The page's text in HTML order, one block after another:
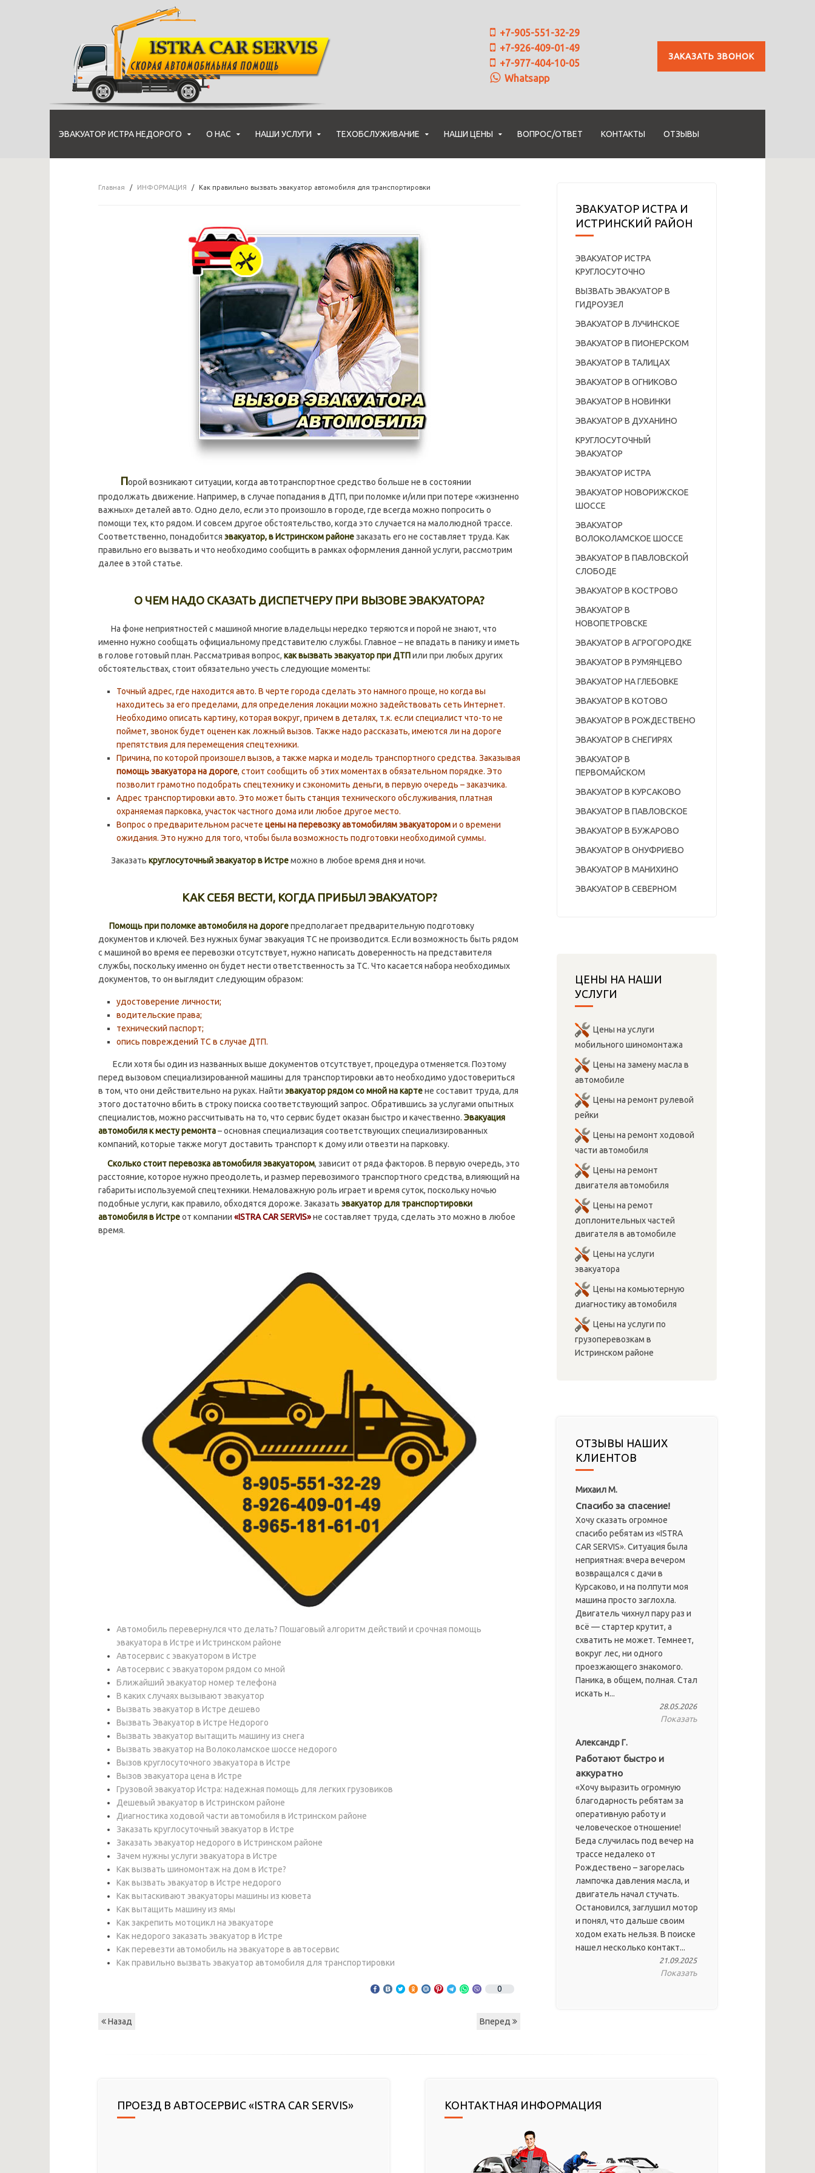
ЗАКАЗАТЬ ЗВОНОК
+7-905-551-32-29
+7-926-409-01-49
+7-977-404-10-05
Whatsapp
ЭВАКУАТОР ИСТРА НЕДОРОГО О НАС НАШИ УСЛУГИ ТЕХОБСЛУЖИВАНИЕ НАШИ ЦЕНЫ ВОПРОС/ОТВЕТ КОНТАКТЫ ОТЗЫВЫ
Главная ИНФОРМАЦИЯ Как правильно вызвать эвакуатор автомобиля для транспортировки
Порой возникают ситуации, когда автотранспортное средство больше не в состоянии
продолжать движение. Например, в случае попадания в ДТП, при поломке и/или при потере «жизненно
важных» деталей авто. Одно дело, если это произошло в городе, где всегда можно попросить о
помощи тех, кто рядом. И совсем другое обстоятельство, когда это случается на малолюдной трассе.
Соответственно, понадобится эвакуатор, в Истринском районезаказать его не составляет труда. Как
правильно его вызвать и что необходимо сообщить в рамках оформления данной услуги, рассмотрим
далее в этой статье.
О ЧЕМ НАДО СКАЗАТЬ ДИСПЕТЧЕРУ ПРИ ВЫЗОВЕ ЭВАКУАТОРА?
На фоне неприятностей с машиной многие владельцы нередко теряются и порой не знают, что
именно нужно сообщать официальному представителю службы. Главное – не впадать в панику и иметь
в голове готовый план. Рассматривая вопрос, как вызвать эвакуатор при ДТПили при любых других
обстоятельствах, стоит обязательно учесть следующие моменты:
Точный адрес, где находится авто. В черте города сделать это намного проще, но когда вы
находитесь за его пределами, для определения локации можно задействовать сеть Интернет.
Необходимо описать картину, которая вокруг, причем в деталях, т.к. если специалист что-то не
поймет, звонок будет оценен как ложный вызов. Также надо рассказать, имеются ли на дороге
препятствия для перемещения спецтехники.
Причина, по которой произошел вызов, а также марка и модель транспортного средства. Заказывая
помощь эвакуатора на дороге, стоит сообщить об этих моментах в обязательном порядке. Это
позволит грамотно подобрать спецтехнику и сэкономить деньги, в первую очередь – заказчика.
Адрес транспортировки авто. Это может быть станция технического обслуживания, платная
охраняемая парковка, участок частного дома или любое другое место.
Вопрос о предварительном расчете цены на перевозку автомобилям эвакуатороми о времени
ожидания. Это нужно для того, чтобы была возможность подготовки необходимой суммы.
Заказать круглосуточный эвакуатор в Истреможно в любое время дня и ночи.
КАК СЕБЯ ВЕСТИ, КОГДА ПРИБЫЛ ЭВАКУАТОР?
Помощь при поломке автомобиля на дорогепредполагает предварительную подготовку
документов и ключей. Без нужных бумаг эвакуация ТС не производится. Если возможность быть рядом
с машиной во время ее перевозки отсутствует, нужно написать доверенность на представителя
службы, поскольку именно он будет нести ответственность за ТС. Что касается набора необходимых
документов, то он выглядит следующим образом:
удостоверение личности;
водительские права;
технический паспорт;
опись повреждений ТС в случае ДТП.
Если хотя бы один из названных выше документов отсутствует, процедура отменяется. Поэтому
перед вызовом специализированной машины для транспортировки авто необходимо удостовериться
в том, что они действительно на руках. Найти эвакуатор рядом со мной на картене составит труда, для
этого достаточно вбить в строку поиска соответствующий запрос. Обратившись за услугами опытных
специалистов, можно рассчитывать на то, что сервис будет оказан быстро и качественно. Эвакуация
автомобиля к месту ремонта– основная специализация соответствующих специализированных
компаний, которые также могут доставить транспорт к дому или отвезти на парковку.
Сколько стоит перевозка автомобиля эвакуатором, зависит от ряда факторов. В первую очередь, это
расстояние, которое нужно преодолеть, и размер перевозимого транспортного средства, влияющий на
габариты используемой спецтехники. Немаловажную роль играет и время суток, поскольку ночью
подобные услуги, как правило, обходятся дороже. Заказать эвакуатор для транспортировки
автомобиля в Истреот компании «ISTRA CAR SERVIS»не составляет труда, сделать это можно в любое
время.
Автомобиль перевернулся что делать? Пошаговый алгоритм действий и срочная помощь
эвакуатора в Истре и Истринском районе
Автосервис с эвакуатором в Истре
Автосервис с эвакуатором рядом со мной
Ближайший эвакуатор номер телефона
В каких случаях вызывают эвакуатор
Вызвать эвакуатор в Истре дешево
Вызвать Эвакуатор в Истре Недорого
Вызвать эвакуатор вытащить машину из снега
Вызвать эвакуатор на Волоколамское шоссе недорого
Вызов круглосуточного эвакуатора в Истре
Вызов эвакуатора цена в Истре
Грузовой эвакуатор Истра: надежная помощь для легких грузовиков
Дешевый эвакуатор в Истринском районе
Диагностика ходовой части автомобиля в Истринском районе
Заказать круглосуточный эвакуатор в Истре
Заказать эвакуатор недорого в Истринском районе
Зачем нужны услуги эвакуатора в Истре
Как вызвать шиномонтаж на дом в Истре?
Как вызвать эвакуатор в Истре недорого
Как вытаскивают эвакуаторы машины из кювета
Как вытащить машину из ямы
Как закрепить мотоцикл на эвакуаторе
Как недорого заказать эвакуатор в Истре
Как перевезти автомобиль на эвакуаторе в автосервис
Как правильно вызвать эвакуатор автомобиля для транспортировки
0
Назад Вперед
ЭВАКУАТОР ИСТРА И
ИСТРИНСКИЙ РАЙОН
ЭВАКУАТОР ИСТРА
КРУГЛОСУТОЧНО
ВЫЗВАТЬ ЭВАКУАТОР В
ГИДРОУЗЕЛ
ЭВАКУАТОР В ЛУЧИНСКОЕ
ЭВАКУАТОР В ПИОНЕРСКОМ
ЭВАКУАТОР В ТАЛИЦАХ
ЭВАКУАТОР В ОГНИКОВО
ЭВАКУАТОР В НОВИНКИ
ЭВАКУАТОР В ДУХАНИНО
КРУГЛОСУТОЧНЫЙ
ЭВАКУАТОР
ЭВАКУАТОР ИСТРА
ЭВАКУАТОР НОВОРИЖСКОЕ
ШОССЕ
ЭВАКУАТОР
ВОЛОКОЛАМСКОЕ ШОССЕ
ЭВАКУАТОР В ПАВЛОВСКОЙ
СЛОБОДЕ
ЭВАКУАТОР В КОСТРОВО
ЭВАКУАТОР В
НОВОПЕТРОВСКЕ
ЭВАКУАТОР В АГРОГОРОДКЕ
ЭВАКУАТОР В РУМЯНЦЕВО
ЭВАКУАТОР НА ГЛЕБОВКЕ
ЭВАКУАТОР В КОТОВО
ЭВАКУАТОР В РОЖДЕСТВЕНО
ЭВАКУАТОР В СНЕГИРЯХ
ЭВАКУАТОР В
ПЕРВОМАЙСКОМ
ЭВАКУАТОР В КУРСАКОВО
ЭВАКУАТОР В ПАВЛОВСКОЕ
ЭВАКУАТОР В БУЖАРОВО
ЭВАКУАТОР В ОНУФРИЕВО
ЭВАКУАТОР В МАНИХИНО
ЭВАКУАТОР В СЕВЕРНОМ
ЦЕНЫ НА НАШИ
УСЛУГИ
Цены на услуги
мобильного шиномонтажа
Цены на замену масла в
автомобиле
Цены на ремонт рулевой
рейки
Цены на ремонт ходовой
части автомобиля
Цены на ремонт
двигателя автомобиля
Цены на ремот
доплонительных частей
двигателя в автомобиле
Цены на услуги
эвакуатора
Цены на комьютерную
диагностику автомобиля
Цены на услуги по
грузоперевозкам в
Истринском районе
ОТЗЫВЫ НАШИХ
КЛИЕНТОВ
Михаил М.
Спасибо за спасение!
Хочу сказать огромное
спасибо ребятам из «ISTRA
CAR SERVIS». Ситуация была
неприятная: вчера вечером
возвращался с дачи в
Курсаково, и на полпути моя
машина просто заглохла.
Двигатель чихнул пару раз и
всё — стартер крутит, а
схватить не может. Темнеет,
вокруг лес, ни одного
проезжающего знакомого.
Паника, в общем, полная. Стал
искать н...
28.05.2026
Показать
Александр Г.
Работают быстро и
аккуратно
«Хочу выразить огромную
благодарность ребятам за
оперативную работу и
человеческое отношение!
Беда случилась под вечер на
трассе недалеко от
Рождествено – загорелась
лампочка давления масла, и
двигатель начал стучать.
Остановился, заглушил мотор
и понял, что дальше своим
ходом ехать нельзя. В поиске
нашел несколько контакт...
21.09.2025
Показать
ПРОЕЗД В АВТОСЕРВИС «ISTRA CAR SERVIS» КОНТАКТНАЯ ИНФОРМАЦИЯ